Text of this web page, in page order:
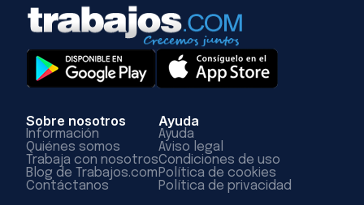
Sobre nosotros
Información
Quiénes somos
Trabaja con nosotros
Blog de Trabajos.com
Contáctanos
Ayuda
Ayuda
Aviso legal
Condiciones de uso
Política de cookies
Política de privacidad